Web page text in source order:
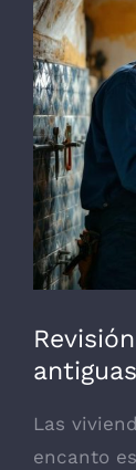
imagen
más
grande
Las
encanto